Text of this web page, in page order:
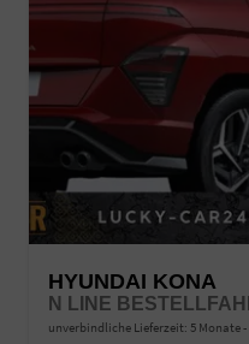
HYUNDAI KONA
unverbindliche Lieferzeit: 5 Monate